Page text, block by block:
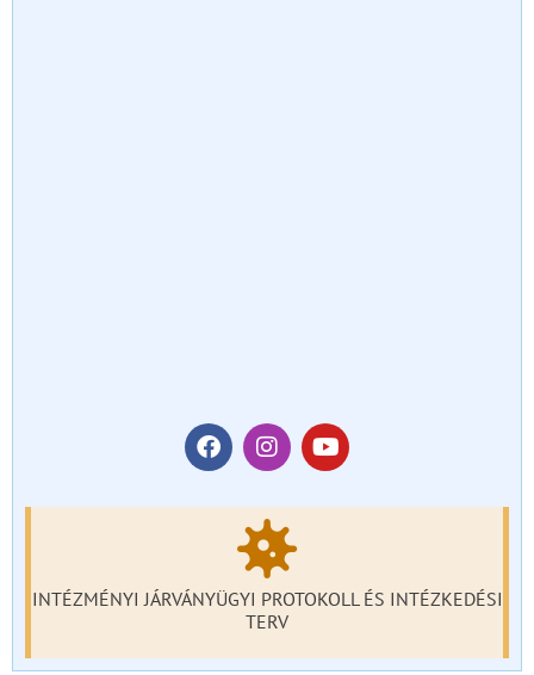
INTÉZMÉNYI JÁRVÁNYÜGYI PROTOKOLL ÉS INTÉZKEDÉSI
TERV